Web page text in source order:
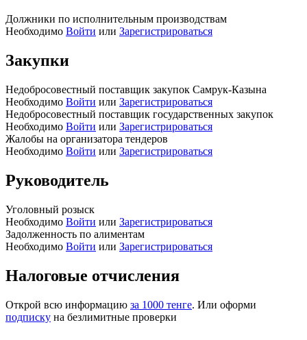
Должники по исполнительным производствам
Необходимо Войти или Зарегистрироваться
Закупки
Недобросовестный поставщик закупок Самрук-Казына
Необходимо Войти или Зарегистрироваться
Недобросовестный поставщик государственных закупок
Необходимо Войти или Зарегистрироваться
Жалобы на организатора тендеров
Необходимо Войти или Зарегистрироваться
Руководитель
Уголовный розыск
Необходимо Войти или Зарегистрироваться
Задолженность по алиментам
Необходимо Войти или Зарегистрироваться
Налоговые отчисления
Открой всю информацию за 1000 тенге. Или оформи
подписку на безлимитные проверки